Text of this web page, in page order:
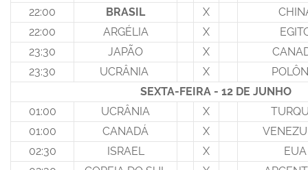
22:00
BRASIL X
22:00
ARGÉLIA X
23:30
JAPÃO X
23:30
UCRÂNIA X
SEXTA-FEIRA - 12 DE JUNHO
01:00
UCRÂNIA X
01:00
CANADÁ X
02:30
ISRAEL X
EUA